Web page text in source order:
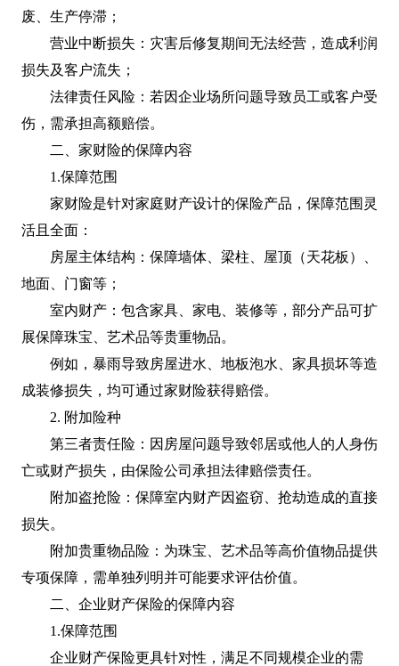
废、生产停滞；
营业中断损失：灾害后修复期间无法经营，造成利润
损失及客户流失；
法律责任风险：若因企业场所问题导致员工或客户受
伤，需承担高额赔偿。
二、家财险的保障内容
1.保障范围
家财险是针对家庭财产设计的保险产品，保障范围灵
活且全面：
房屋主体结构：保障墙体、梁柱、屋顶（天花板）、
地面、门窗等；
室内财产：包含家具、家电、装修等，部分产品可扩
展保障珠宝、艺术品等贵重物品。
例如，暴雨导致房屋进水、地板泡水、家具损坏等造
成装修损失，均可通过家财险获得赔偿。
2. 附加险种
第三者责任险：因房屋问题导致邻居或他人的人身伤
亡或财产损失，由保险公司承担法律赔偿责任。
附加盗抢险：保障室内财产因盗窃、抢劫造成的直接
损失。
附加贵重物品险：为珠宝、艺术品等高价值物品提供
专项保障，需单独列明并可能要求评估价值。
二、企业财产保险的保障内容
1.保障范围
企业财产保险更具针对性，满足不同规模企业的需